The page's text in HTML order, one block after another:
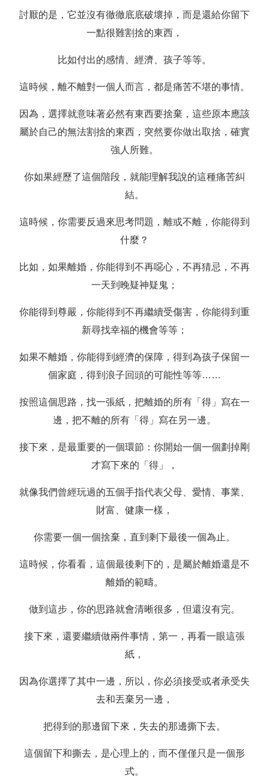
討厭的是，它並沒有徹徹底底破壞掉，而是還給你留下
一點很難割捨的東西，
比如付出的感情、經濟、孩子等等。
這時候，離不離對一個人而言，都是痛苦不堪的事情。
因為，選擇就意味著必然有東西要捨棄，這些原本應該
屬於自己的無法割捨的東西，突然要你做出取捨，確實
強人所難。
你如果經歷了這個階段，就能理解我說的這種痛苦糾
結。
這時候，你需要反過來思考問題，離或不離，你能得到
什麼？
比如，如果離婚，你能得到不再噁心，不再猜忌，不再
一天到晚疑神疑鬼；
你能得到尊嚴，你能得到不再繼續受傷害，你能得到重
新尋找幸福的機會等等；
如果不離婚，你能得到經濟的保障，得到為孩子保留一
個家庭，得到浪子回頭的可能性等等……
按照這個思路，找一張紙，把離婚的所有「得」寫在一
邊，把不離的所有「得」寫在另一邊。
接下來，是最重要的一個環節：你開始一個一個劃掉剛
才寫下來的「得」，
就像我們曾經玩過的五個手指代表父母、愛情、事業、
財富、健康一樣，
你需要一個一個捨棄，直到剩下最後一個為止。
這時候，你看看，這個最後剩下的，是屬於離婚還是不
離婚的範疇。
做到這步，你的思路就會清晰很多，但還沒有完。
接下來，還要繼續做兩件事情，第一，再看一眼這張
紙，
因為你選擇了其中一邊，所以，你必須接受或者承受失
去和丟棄另一邊，
把得到的那邊留下來，失去的那邊撕下去。
這個留下和撕去，是心理上的，而不僅僅只是一個形
式。